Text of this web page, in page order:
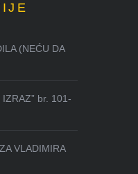
(NEĆU DA
IZRAZ” br. 101-
VLADIMIRA